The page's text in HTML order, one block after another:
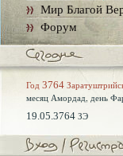
Мир Благой
Форум
Год 3764
месяц Амордад, день
19.05.3764 ЗЭ